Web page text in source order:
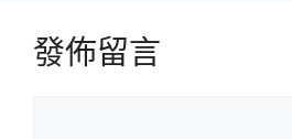
發佈留言